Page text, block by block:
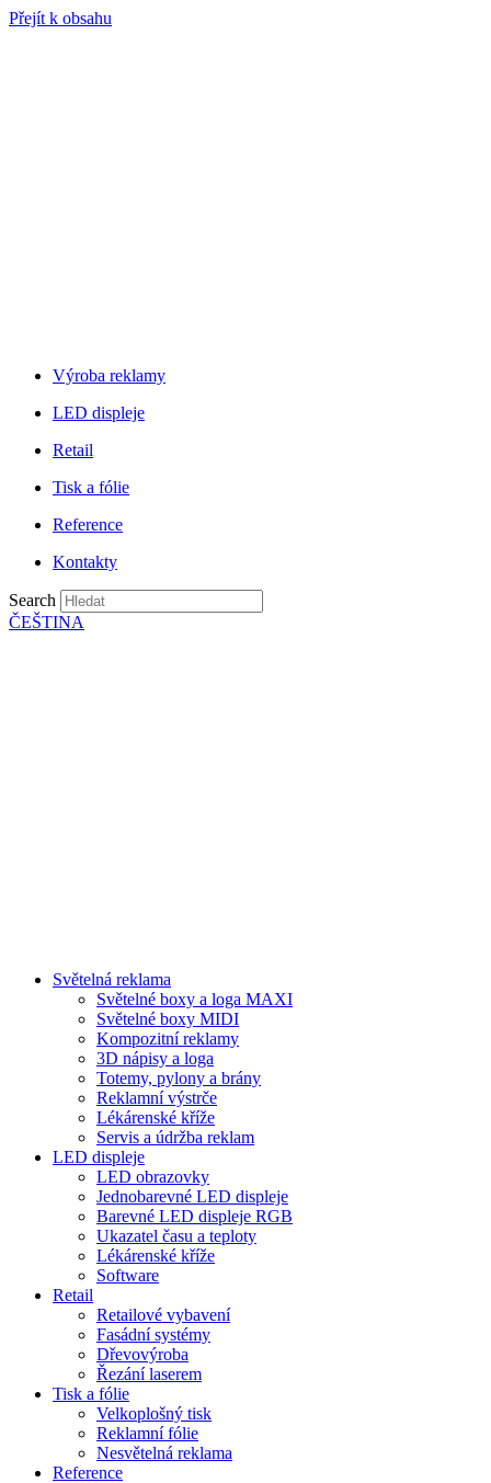
Přejít k obsahu
Výroba reklamy
LED displeje
Retail
Tisk a fólie
Reference
Kontakty
Search
ČEŠTINA
Světelná reklama
Světelné boxy a loga MAXI
Světelné boxy MIDI
Kompozitní reklamy
3D nápisy a loga
Totemy, pylony a brány
Reklamní výstrče
Lékárenské kříže
Servis a údržba reklam
LED displeje
LED obrazovky
Jednobarevné LED displeje
Barevné LED displeje RGB
Ukazatel času a teploty
Lékárenské kříže
Software
Retail
Retailové vybavení
Fasádní systémy
Dřevovýroba
Řezání laserem
Tisk a fólie
Velkoplošný tisk
Reklamní fólie
Nesvětelná reklama
Reference